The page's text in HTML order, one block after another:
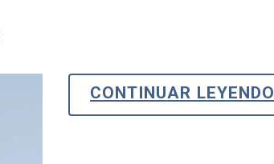
CONTINUAR LEYENDO